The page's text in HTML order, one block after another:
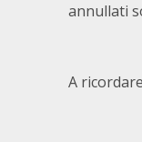
annullati
A